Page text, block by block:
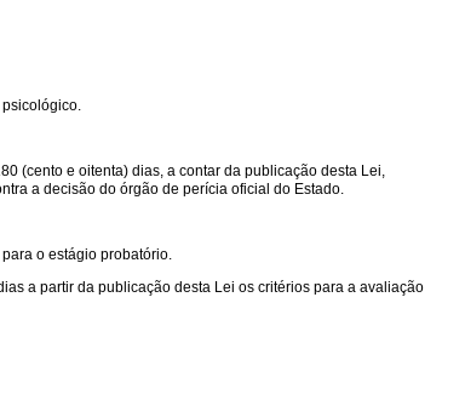
(cento e oitenta) dias, a contar da publicação desta Lei,
a decisão do órgão de perícia oficial do Estado.
o estágio probatório.
a partir da publicação desta Lei os critérios para a avaliação